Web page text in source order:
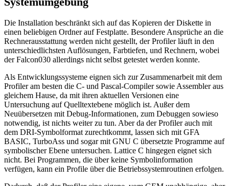
Die Installation beschränkt sich auf das Kopieren der Diskette in
einen beliebigen Ordner auf Festplatte. Besondere Ansprüche an die
Rechnerausstattung werden nicht gestellt, der Profiler läuft in den
unterschiedlichsten Auflösungen, Farbtiefen, und Rechnern, wobei
der Falcon030 allerdings nicht selbst getestet werden konnte.
Als Entwicklungssysteme eignen sich zur Zusammenarbeit mit dem
Profiler am besten die C- und Pascal-Compiler sowie Assembler aus
gleichem Hause, da mit ihren aktuellen Versionen eine
Untersuchung auf Quelltextebene möglich ist. Außer dem
Neuübersetzen mit Debug-Informationen, zum Debuggen sowieso
notwendig, ist nichts weiter zu tun. Aber da der Profiler auch mit
dem DRI-Symbolformat zurechtkommt, lassen sich mit GFA
BASIC, TurboAss und sogar mit GNU C übersetzte Programme auf
symbolischer Ebene untersuchen. Lattice C hingegen eignet sich
nicht. Bei Programmen, die über keine Symbolinformation
verfügen, kann ein Profile über die Betriebssystemroutinen erfolgen.